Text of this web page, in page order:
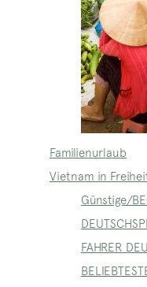
Familienurlaub
Vietnam in
Günstige/
FAHRER